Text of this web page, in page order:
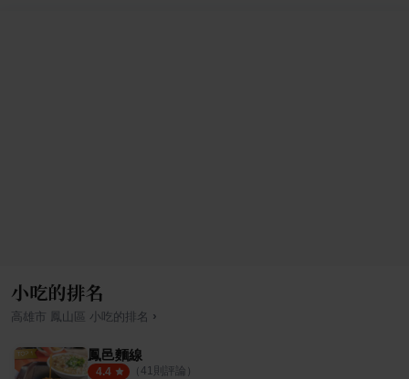
小吃的排名
高雄市 鳳山區 小吃 的排名 ›
鳳邑麵線
4.4 （ 41 則評論）